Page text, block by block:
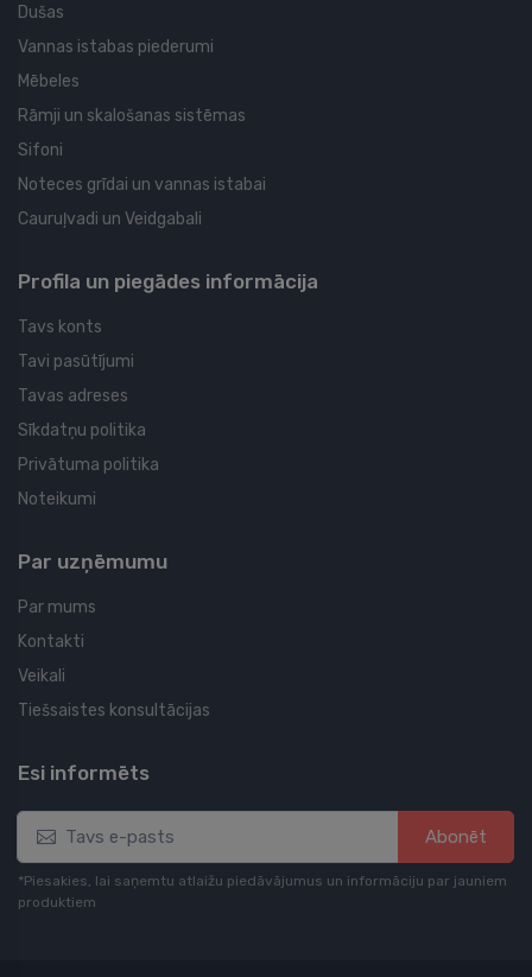
Dušas
Vannas istabas piederumi
Mēbeles
Rāmji un skalošanas sistēmas
Sifoni
Noteces grīdai un vannas istabai
Cauruļvadi un Veidgabali
Profila un piegādes informācija
Tavs konts
Tavi pasūtījumi
Tavas adreses
Sīkdatņu politika
Privātuma politika
Noteikumi
Par uzņēmumu
Par mums
Kontakti
Veikali
Tiešsaistes konsultācijas
Esi informēts
Abonēt
*Piesakies, lai saņemtu atlaižu piedāvājumus un informāciju par jauniem
produktiem